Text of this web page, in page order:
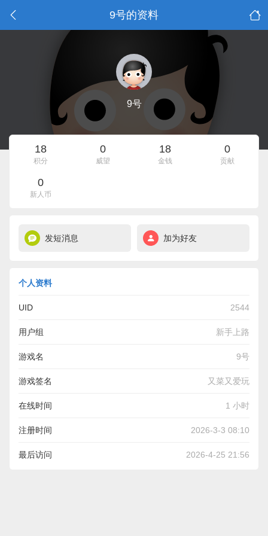
9号的资料
9号
18
积分
0
威望
18
金钱
0
贡献
0
新人币
发短消息 加为好友
个人资料
UID 2544
用户组 新手上路
游戏名 9号
游戏签名 又菜又爱玩
在线时间 1 小时
注册时间 2026-3-3 08:10
最后访问 2026-4-25 21:56